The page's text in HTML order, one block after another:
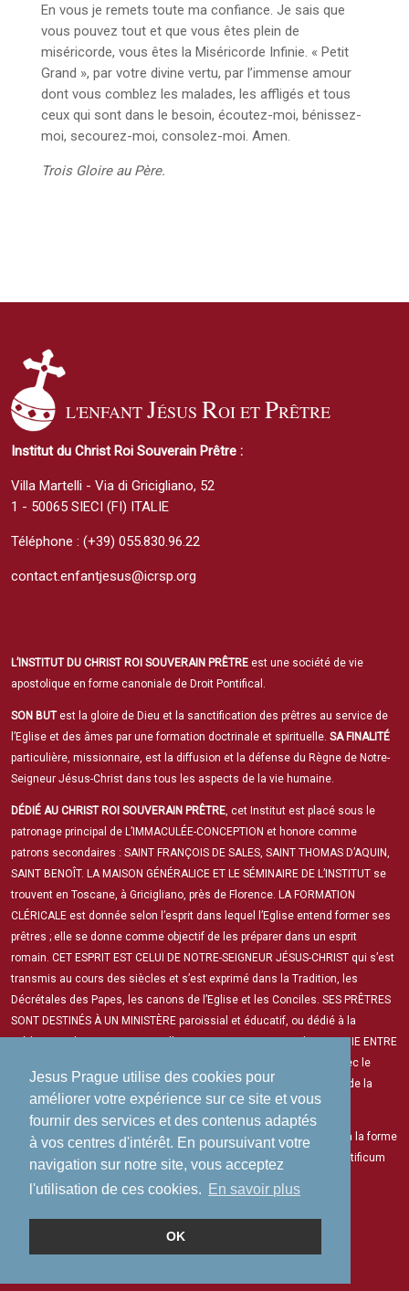
Jesus Prague utilise des cookies pour
améliorer votre expérience sur ce site et vous
fournir des services et des contenus adaptés
à vos centres d'intérêt. En poursuivant votre
navigation sur notre site, vous acceptez
l'utilisation de ces cookies.
En savoir plus
OK
En vous je remets toute ma confiance. Je sais que
vous pouvez tout et que vous êtes plein de
miséricorde, vous êtes la Miséricorde Infinie. « Petit
Grand », par votre divine vertu, par l’immense amour
dont vous comblez les malades, les affligés et tous
ceux qui sont dans le besoin, écoutez-moi, bénissez-
moi, secourez-moi, consolez-moi. Amen.
Trois Gloire au Père.
L'ENFANTJÉSUS ROI ET PRÊTRE
Institut du Christ Roi Souverain Prêtre :
Villa Martelli - Via di Gricigliano, 52
1 - 50065 SIECI (FI) ITALIE
Téléphone : (+39) 055.830.96.22
contact.enfantjesus@icrsp.org
L’INSTITUT DU CHRIST ROI SOUVERAIN PRÊTRE est une société de vie
apostolique en forme canoniale de Droit Pontifical.
SON BUTest la gloire de Dieu et la sanctification des prêtres au service de
l’Eglise et des âmes par une formation doctrinale et spirituelle. SA FINALITÉ
particulière, missionnaire, est la diffusion et la défense du Règne de Notre-
Seigneur Jésus-Christ dans tous les aspects de la vie humaine.
DÉDIÉ AU CHRIST ROI SOUVERAIN PRÊTRE , cet Institut est placé sous le
patronage principal de L’IMMACULÉE-CONCEPTION et honore comme
patrons secondaires : SAINT FRANÇOIS DE SALES, SAINT THOMAS D’AQUIN,
SAINT BENOÎT. LA MAISON GÉNÉRALICE ET LE SÉMINAIRE DE L’INSTITUT se
trouvent en Toscane, à Gricigliano, près de Florence. LA FORMATION
CLÉRICALE est donnée selon l’esprit dans lequel l’Eglise entend former ses
prêtres ; elle se donne comme objectif de les préparer dans un esprit
romain. CET ESPRIT EST CELUI DE NOTRE-SEIGNEUR JÉSUS-CHRIST qui s’est
transmis au cours des siècles et s’est exprimé dans la Tradition, les
Décrétales des Papes, les canons de l’Eglise et les Conciles. SES PRÊTRES
SONT DESTINÉS À UN MINISTÈRE paroissial et éducatif, ou dédié à la
prédication de retraites spirituelles. DANS UNE OPTIQUE D’HARMONIE ENTRE
LA CULTURE ET LE CHRISTIANISME, ils exerceront leur apostolat avec le
souci de promouvoir toutes les valeurs surnaturelles et humaines de la
Civilisation Chrétienne.
LES LIVRES LITURGIQUES en usage dans l’Institut sont conformes à la forme
extraordinaire du Rite romain selon le Motu Proprio Summorum Pontificum